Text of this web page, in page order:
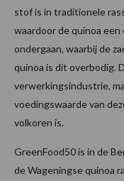
stof is in traditionele
waardoor de quinoa
ondergaan, waarbij de
quinoa is dit overbodig.
verwerkingsindustrie,
voedingswaarde van
volkoren is.
GreenFood50 is in de
de Wageningse quinoa